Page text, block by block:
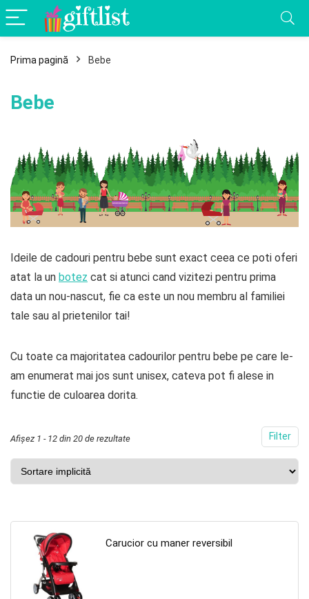
Prima pagină Bebe
Bebe
Ideile de cadouri pentru bebe sunt exact ceea ce poti oferi
atat la un botez cat si atunci cand vizitezi pentru prima
data un nou-nascut, fie ca este un nou membru al familiei
tale sau al prietenilor tai!
Cu toate ca majoritatea cadourilor pentru bebe pe care le-
am enumerat mai jos sunt unisex, cateva pot fi alese in
functie de culoarea dorita.
Filter
Afișez 1 - 12 din 20 de rezultate
Carucior cu maner reversibil